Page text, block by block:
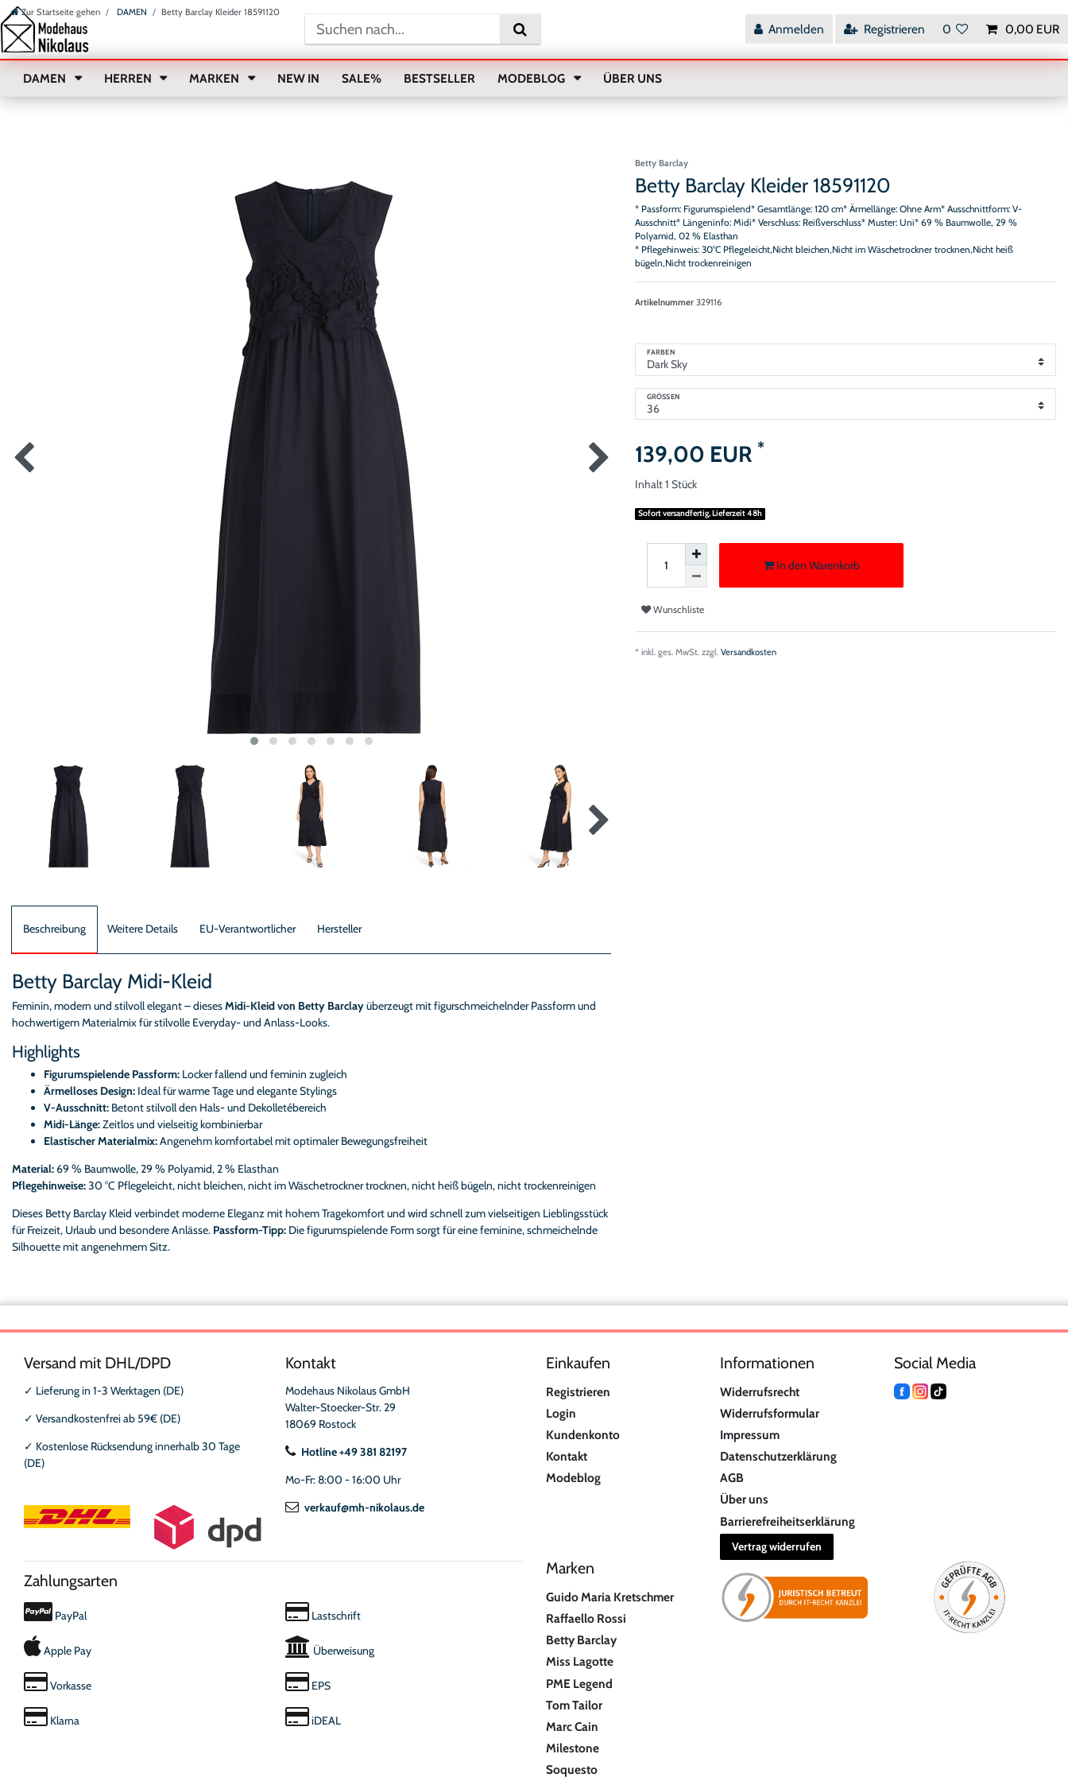
Zur Startseite gehen DAMEN Betty Barclay Kleider 18591120
Anmelden Registrieren 0 0,00 EUR
DAMEN HERREN MARKEN NEW IN SALE% BESTSELLER MODEBLOG ÜBER UNS
Betty Barclay
Betty Barclay Kleider 18591120
* Passform: Figurumspielend* Gesamtlänge: 120 cm* Ärmellänge: Ohne Arm* Ausschnittform: V-
Ausschnitt* Längeninfo: Midi* Verschluss: Reißverschluss* Muster: Uni* 69 % Baumwolle, 29 %
Polyamid, 02 % Elasthan
* Pflegehinweis: 30°C Pflegeleicht,Nicht bleichen,Nicht im Wäschetrockner trocknen,Nicht heiß
bügeln,Nicht trockenreinigen
Artikelnummer 329116
FARBEN
GRÖSSEN
139,00 EUR *
Inhalt1 Stück
Sofort versandfertig, Lieferzeit 48h
In den Warenkorb
Wunschliste
* inkl. ges. MwSt. zzgl. Versandkosten
Beschreibung Weitere Details EU-Verantwortlicher Hersteller
Betty Barclay Midi-Kleid
Feminin, modern und stilvoll elegant – diesesMidi-Kleid von Betty Barclayüberzeugt mit figurschmeichelnder Passform und
hochwertigem Materialmix für stilvolle Everyday- und Anlass-Looks.
Highlights
Figurumspielende Passform: Locker fallend und feminin zugleich
Ärmelloses Design: Ideal für warme Tage und elegante Stylings
V-Ausschnitt: Betont stilvoll den Hals- und Dekolletébereich
Midi-Länge:Zeitlos und vielseitig kombinierbar
Elastischer Materialmix:Angenehm komfortabel mit optimaler Bewegungsfreiheit
Material:69 % Baumwolle, 29 % Polyamid, 2 % Elasthan
Pflegehinweise:30 °C Pflegeleicht, nicht bleichen, nicht im Wäschetrockner trocknen, nicht heiß bügeln, nicht trockenreinigen
Dieses Betty Barclay Kleid verbindet moderne Eleganz mit hohem Tragekomfort und wird schnell zum vielseitigen Lieblingsstück
für Freizeit, Urlaub und besondere Anlässe. Passform-Tipp: Die figurumspielende Form sorgt für eine feminine, schmeichelnde
Silhouette mit angenehmem Sitz.
Versand mit DHL/DPD
✓ Lieferung in 1-3 Werktagen (DE)
✓ Versandkostenfrei ab 59€ (DE)
✓ Kostenlose Rücksendung innerhalb 30 Tage
(DE)
Kontakt
Modehaus Nikolaus GmbH
Walter-Stoecker-Str. 29
18069 Rostock
Hotline +49 381 82197
Mo-Fr: 8:00 - 16:00 Uhr
verkauf@mh-nikolaus.de
Zahlungsarten
PayPal
Apple Pay
Vorkasse
Klarna
Lastschrift
Überweisung
EPS
iDEAL
Einkaufen
Registrieren
Login
Kundenkonto
Kontakt
Modeblog
Informationen
Widerrufsrecht
Widerrufsformular
Impressum
Datenschutzerklärung
AGB
Über uns
Barrierefreiheitserklärung
Vertrag widerrufen
Social Media
Marken
Guido Maria Kretschmer
Raffaello Rossi
Betty Barclay
Miss Lagotte
PME Legend
Tom Tailor
Marc Cain
Milestone
Soquesto